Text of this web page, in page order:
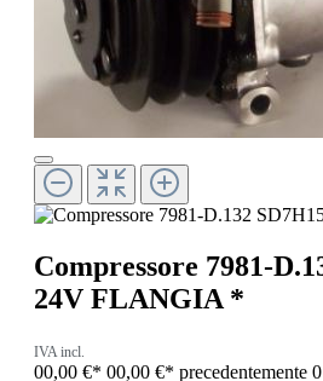
Compressore 7981-
24V FLANGIA *
IVA incl.
00,00 €* 00,00 €* precedentemente 0